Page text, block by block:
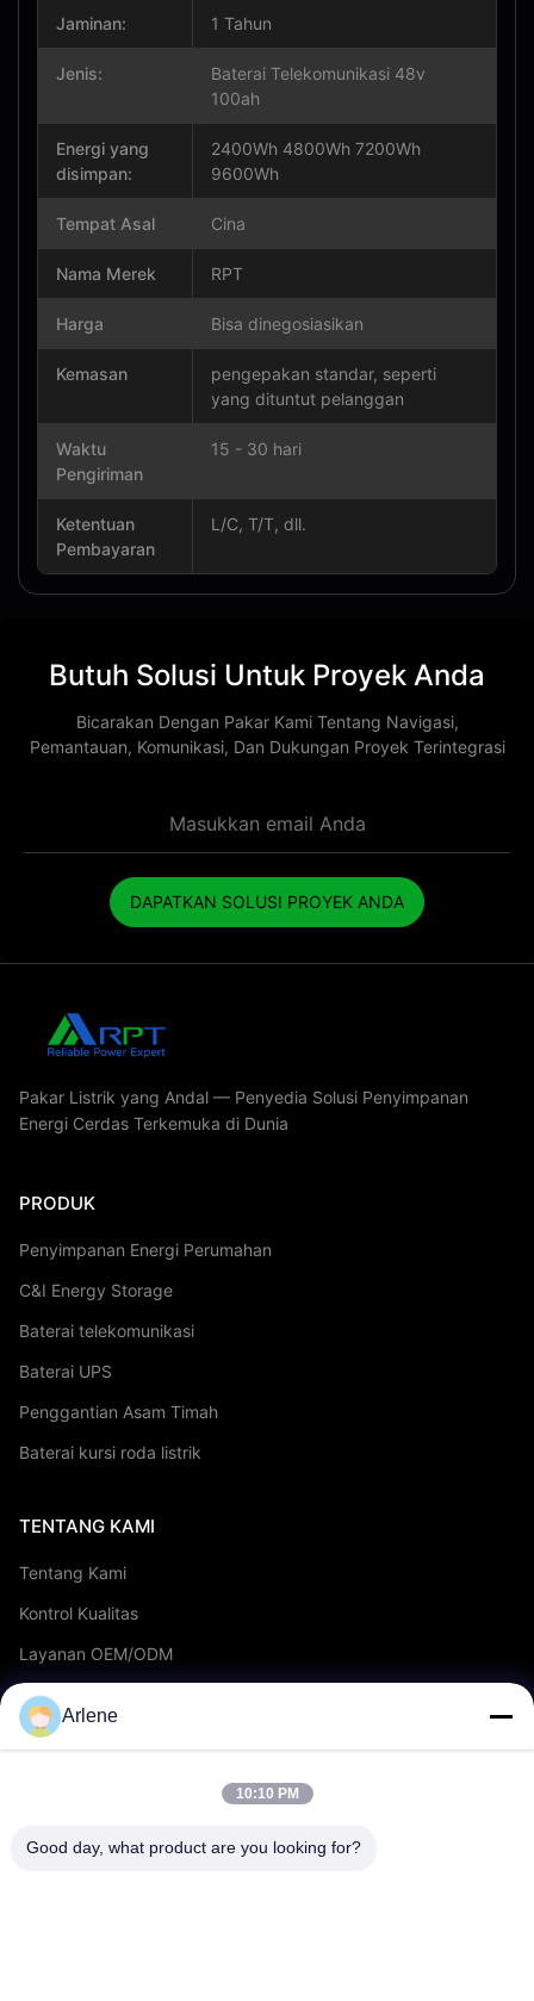
Jaminan: 1 Tahun
Jenis:
Baterai Telekomunikasi 48v
100ah
Energi yang
disimpan:
2400Wh 4800Wh 7200Wh
9600Wh
Tempat Asal Cina
Nama Merek RPT
Harga Bisa dinegosiasikan
Kemasan
pengepakan standar, seperti
yang dituntut pelanggan
Waktu
Pengiriman
15 - 30 hari
Ketentuan
Pembayaran
L/C, T/T, dll.
Butuh Solusi Untuk Proyek Anda
Bicarakan Dengan Pakar Kami Tentang Navigasi,
Pemantauan, Komunikasi, Dan Dukungan Proyek Terintegrasi
DAPATKAN SOLUSI PROYEK ANDA
Pakar Listrik yang Andal — Penyedia Solusi Penyimpanan
Energi Cerdas Terkemuka di Dunia
PRODUK
Penyimpanan Energi Perumahan
C&I Energy Storage
Baterai telekomunikasi
Baterai UPS
Penggantian Asam Timah
Baterai kursi roda listrik
TENTANG KAMI
Tentang Kami
Kontrol Kualitas
Layanan OEM/ODM
Acara & Berita
FAQ
Arlene
10:10 PM
Good day, what product are you looking for?